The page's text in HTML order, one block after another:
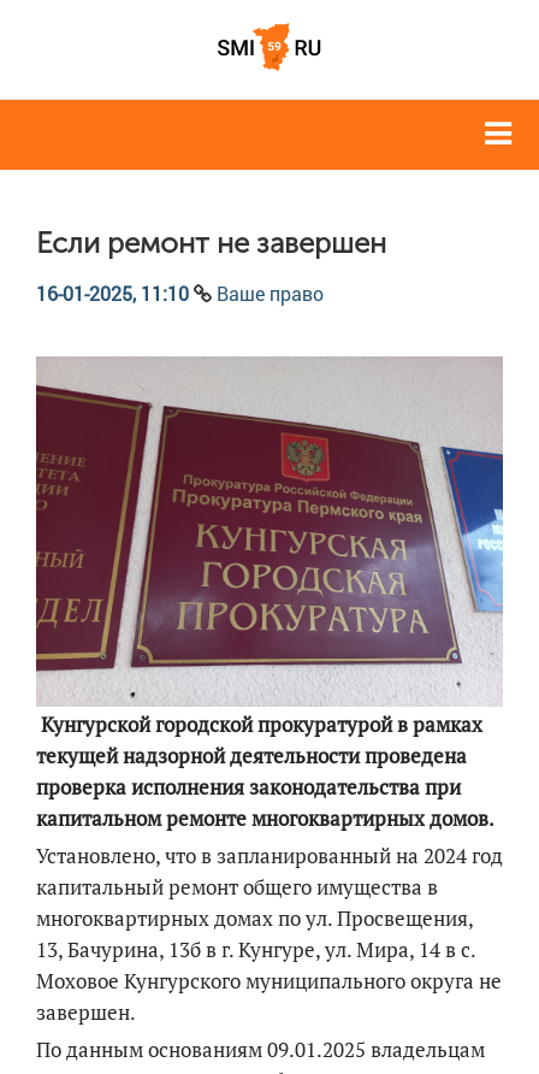
Если ремонт не завершен
16-01-2025, 11:10 Ваше право
Кунгурской городской прокуратурой в рамках
текущей надзорной деятельности проведена
проверка исполнения законодательства при
капитальном ремонте многоквартирных домов.
Установлено, что в запланированный на 2024 год
капитальный ремонт общего имущества в
многоквартирных домах по ул. Просвещения,
13, Бачурина, 13б в г. Кунгуре, ул. Мира, 14 в с.
Моховое Кунгурского муниципального округа не
завершен.
По данным основаниям 09.01.2025 владельцам